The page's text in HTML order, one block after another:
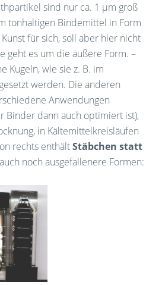
sind nur ca. 1 µm groß
tonhaltigen Bindemittel in Form
für sich, soll aber hier nicht
geht es um die äußere Form. –
Kugeln, wie sie z. B. im
werden. Die anderen
Anwendungen
Binder dann auch optimiert ist),
in Kältemittelkreisläufen
rechts enthältStäbchen statt
noch ausgefallenere Formen: